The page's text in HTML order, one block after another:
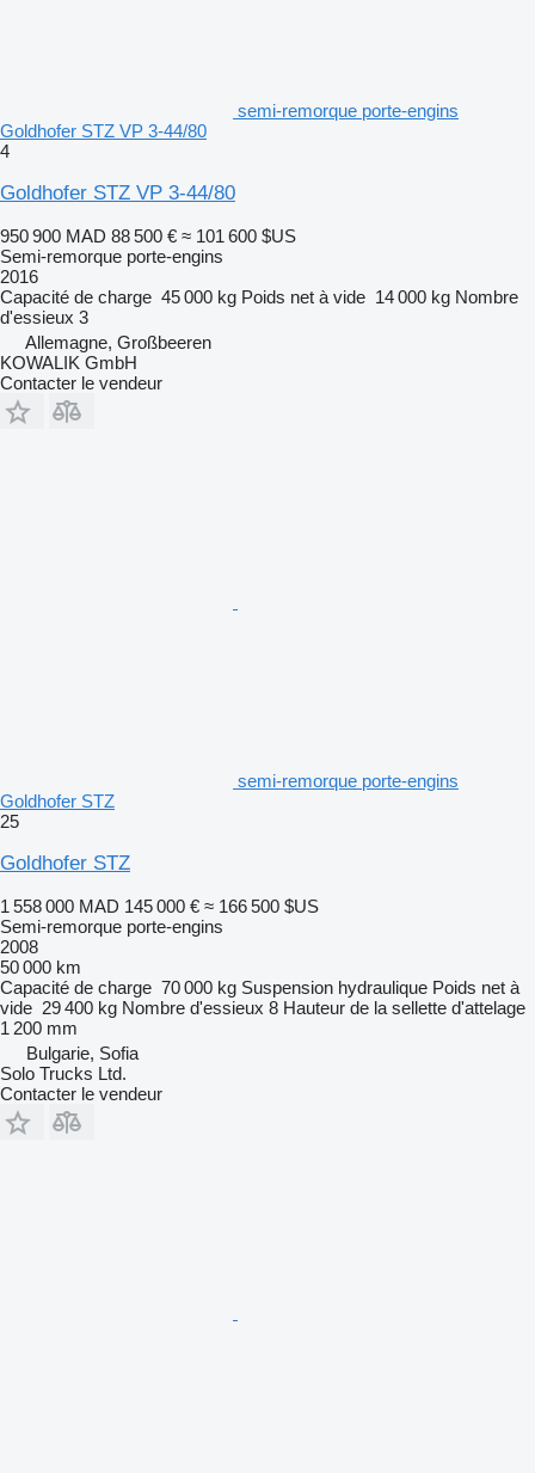
semi-remorque porte-engins
Goldhofer STZ VP 3-44/80
4
Goldhofer STZ VP 3-44/80
950 900 MAD 88 500 € ≈ 101 600 $US
Semi-remorque porte-engins
2016
Capacité de charge 45 000 kg Poids net à vide 14 000 kg Nombre
d'essieux 3
Allemagne, Großbeeren
KOWALIK GmbH
Contacter le vendeur
semi-remorque porte-engins
Goldhofer STZ
25
Goldhofer STZ
1 558 000 MAD 145 000 € ≈ 166 500 $US
Semi-remorque porte-engins
2008
50 000 km
Capacité de charge 70 000 kg Suspension hydraulique Poids net à
vide 29 400 kg Nombre d'essieux 8 Hauteur de la sellette d'attelage
1 200 mm
Bulgarie, Sofia
Solo Trucks Ltd.
Contacter le vendeur